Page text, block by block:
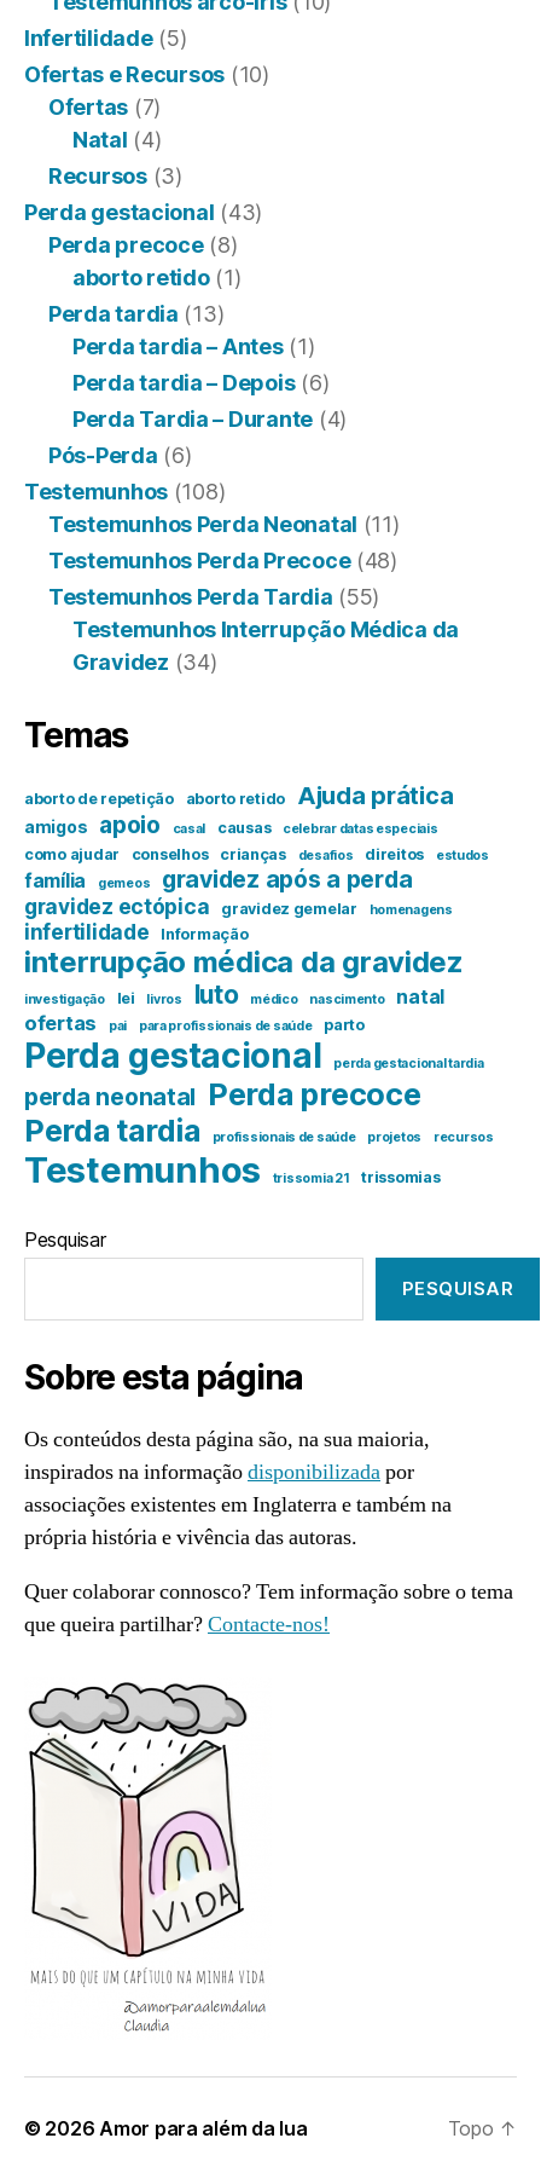
Infertilidade(5)
Ofertas e Recursos (10)
Ofertas (7)
Natal (4)
Recursos(3)
Perda gestacional (43)
Perda precoce(8)
aborto retido(1)
Perda tardia (13)
Perda tardia – Antes(1)
Perda tardia – Depois(6)
Perda Tardia – Durante (4)
Pós-Perda (6)
Testemunhos (108)
Testemunhos Perda Neonatal (11)
Testemunhos Perda Precoce(48)
Testemunhos Perda Tardia (55)
Testemunhos Interrupção Médica da
Gravidez (34)
Temas
aborto de repetição aborto retido Ajuda prática
amigos apoio casal causas celebrar datas especiais
como ajudar conselhos crianças desafios direitos estudos
família gemeos gravidez após a perda
gravidez ectópica gravidez gemelar homenagens
infertilidade Informação
interrupção médica da gravidez
investigação lei livros luto médico nascimento natal
ofertas pai para profissionais de saúde parto
Perda gestacional perda gestacional tardia
perda neonatal Perda precoce
Perda tardia
profissionais de saúde projetos recursos
Testemunhos trissomia 21 trissomias
Pesquisar
PESQUISAR
Sobre esta página
Os conteúdos desta página são, na sua maioria,
inspirados na informaçãodisponibilizadapor
associações existentes em Inglaterra e também na
própria história e vivência das autoras.
Quer colaborar connosco? Tem informação sobre o tema
que queira partilhar?Contacte-nos!
© 2026 Amor para além da lua Topo ↑